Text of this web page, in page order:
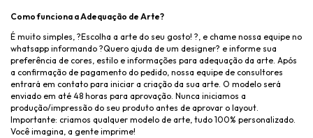
Como funciona a Adequação de Arte?
É muito simples, ?Escolha a arte do seu gosto! ?, e chame nossa equipe no
whatsapp informando ?Quero ajuda de um designer? e informe sua
preferência de cores, estilo e informações para adequação da arte. Após
a confirmação de pagamento do pedido, nossa equipe de consultores
entrará em contato para iniciar a criação da sua arte. O modelo será
enviado em até 48 horas para aprovação. Nunca iniciamos a
produção/impressão do seu produto antes de aprovar o layout.
Importante: criamos qualquer modelo de arte, tudo 100% personalizado.
Você imagina, a gente imprime!